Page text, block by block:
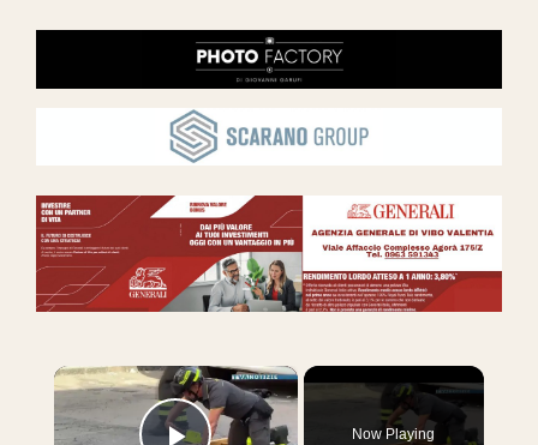
×
Now Playing